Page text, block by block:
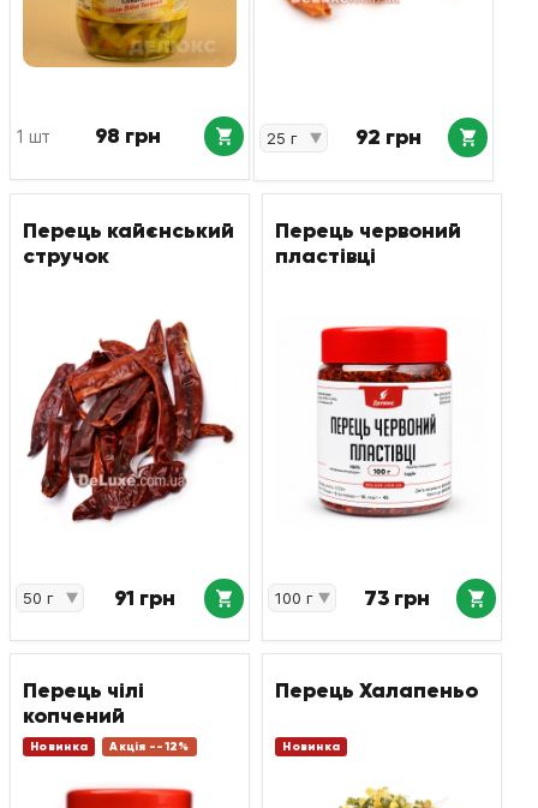
1 шт 98 грн 92 грн
Перець кайєнський
стручок
91 грн
Перець червоний
пластівці
73 грн
Перець чілі
копчений
Новинка Акція --12%
Перець Халапеньо
Новинка